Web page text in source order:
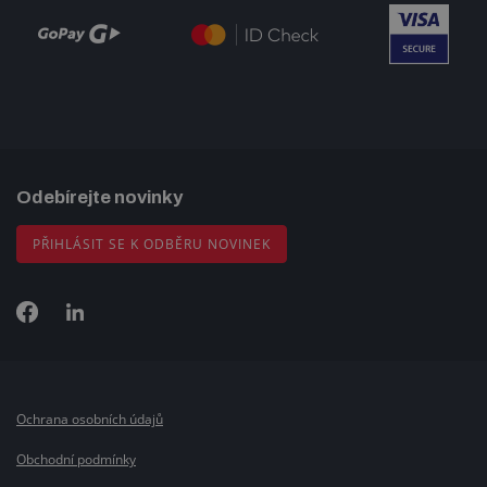
Odebírejte novinky
PŘIHLÁSIT SE K ODBĚRU NOVINEK
Ochrana osobních údajů
Obchodní podmínky